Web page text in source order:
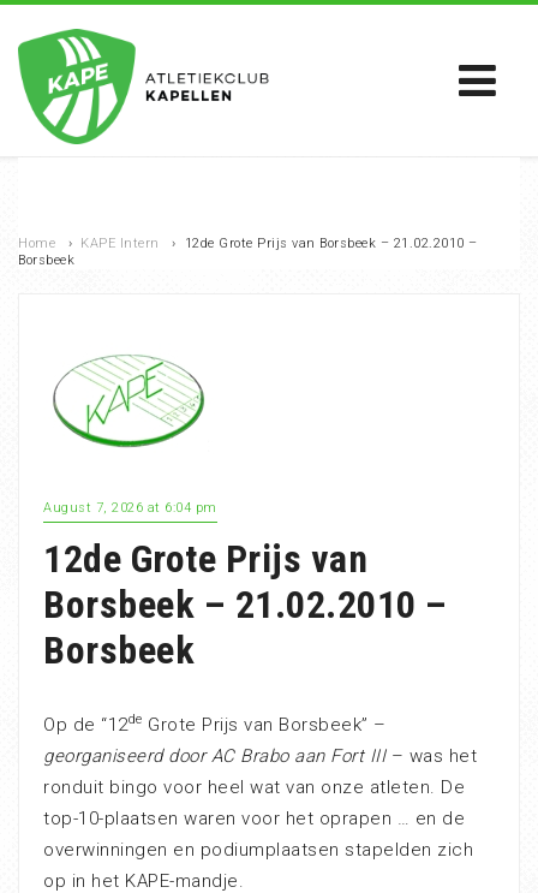
Home › KAPE Intern ›
12de Grote Prijs van Borsbeek – 21.02.2010 –
Borsbeek
August 7, 2026 at 6:04 pm
12de Grote Prijs van
Borsbeek – 21.02.2010 –
Borsbeek
Op de “12de Grote Prijs van Borsbeek” –
georganiseerd door AC Brabo aan Fort III– was het
ronduit bingo voor heel wat van onze atleten. De
top-10-plaatsen waren voor het oprapen … en de
overwinningen en podiumplaatsen stapelden zich
op in het KAPE-mandje.